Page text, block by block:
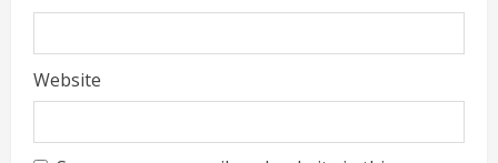
Website